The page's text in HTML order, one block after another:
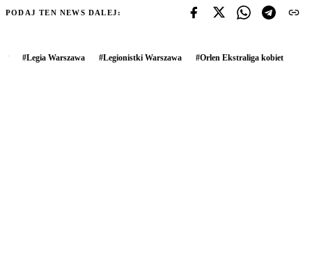
PODAJ TEN NEWS DALEJ:
#Legia Warszawa #Legionistki Warszawa #Orlen Ekstraliga kobiet